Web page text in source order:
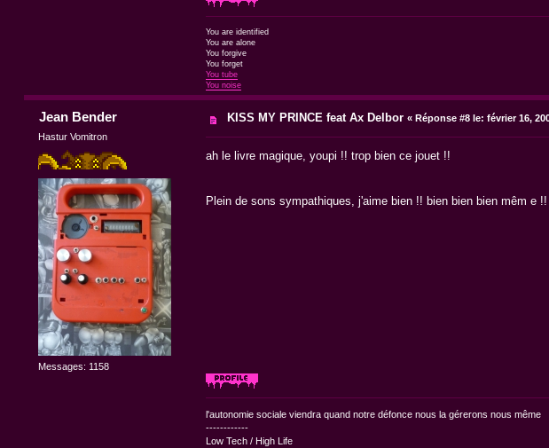
You are identified
You are alone
You forgive
You forget
You tube
You noise
Jean Bender
Hastur Vomitron
Messages: 1158
KISS MY PRINCE feat Ax Delbor « Réponse #8 le: février 16,
ah le livre magique, youpi !! trop bien ce jouet !!
Plein de sons sympathiques, j'aime bien !! bien bien bien mêm e !!
l'autonomie sociale viendra quand notre défonce nous la gérerons nous même
------------
Low Tech / High Life